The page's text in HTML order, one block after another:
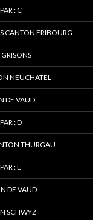
: C
CANTON FRIBOURG
NEUCHATEL
DE VAUD
: D
THURGAU
: E
DE VAUD
SCHWYZ